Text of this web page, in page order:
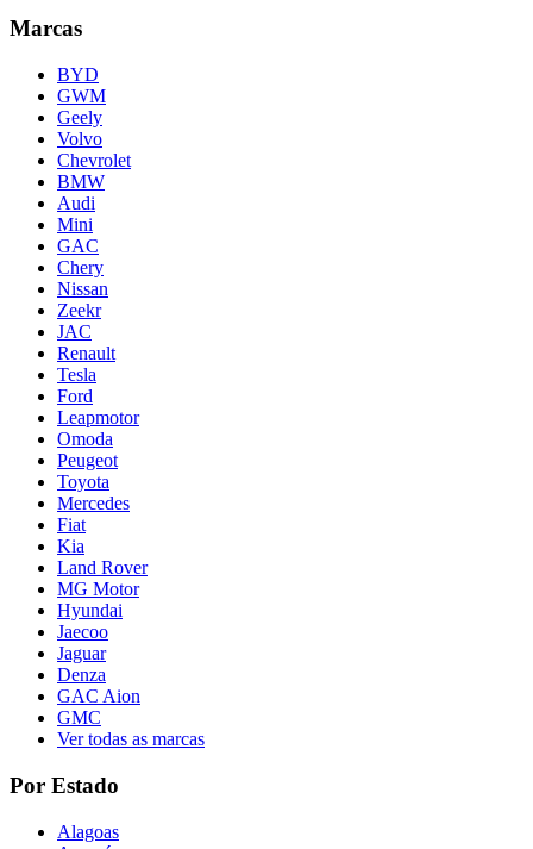
Marcas
BYD
GWM
Geely
Volvo
Chevrolet
BMW
Audi
Mini
GAC
Chery
Nissan
Zeekr
JAC
Renault
Tesla
Ford
Leapmotor
Omoda
Peugeot
Toyota
Mercedes
Fiat
Kia
Land Rover
MG Motor
Hyundai
Jaecoo
Jaguar
Denza
GAC Aion
GMC
Ver todas as marcas
Por Estado
Alagoas